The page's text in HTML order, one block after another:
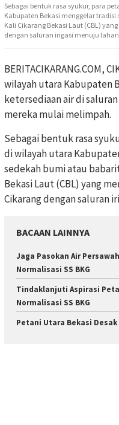
Sebagai bentuk rasa syukur, para
Kabupaten Bekasi menggelar
Kali Cikarang Bekasi Laut (CBL)
dengan saluran irigasi menuju
BERITACIKARANG.COM,
wilayah utara Kabupaten
ketersediaan air di
mereka mulai melimpah.
Sebagai bentuk rasa
di wilayah utara
sedekah bumi atau
Bekasi Laut (CBL) yang
Cikarang dengan saluran
BACAAN LAINNYA
Jaga Pasokan Air
Normalisasi SS BKG
Tindaklanjuti Aspirasi
Normalisasi SS BKG
Petani Utara Bekasi